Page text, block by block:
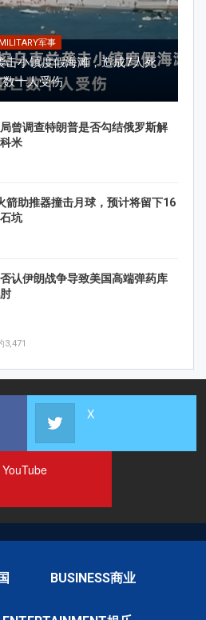
MILITARY军事
击小镇度假海滩，造成7人死
数十人受伤
曾调查特朗普是否勾结俄罗斯解
米
箭助推器撞击月球，预计将留下16
坑
认伊朗战争导致美国高端弹药库
3,471
X
YouTube
BUSINESS商业